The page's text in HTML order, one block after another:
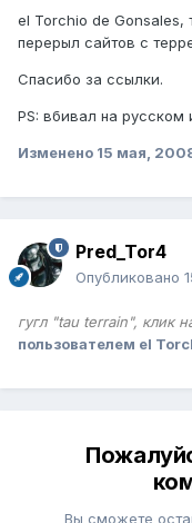
el Torchio de Gonsales,
перерыл сайтов с
Спасибо за ссылки.
PS: вбивал на русском
Изменено 15 мая,
Pred_Tor4
Опубликовано
гугл "tau terrain", клик
пользователем el
Вы сможете